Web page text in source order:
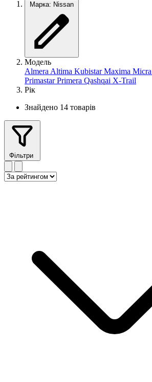
Марка: Nissan
Модель
AlmeraAltima KubistarMaxima Micra
PrimastarPrimera Qashqai X-Trail
Рік
Знайдено 14 товарів
Фільтри